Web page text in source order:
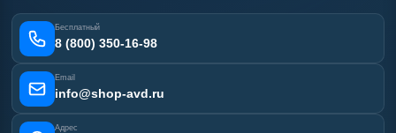
Получить скидку
Отзывы наших клиентов
Карта сайта
Бесплатный
8 (800) 350-16-98
Email
info@shop-avd.ru
Адрес